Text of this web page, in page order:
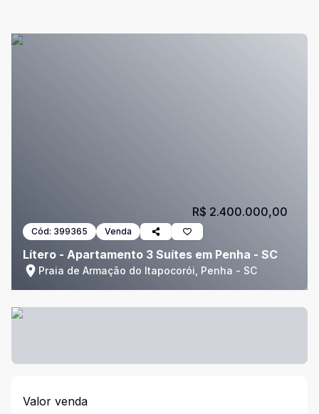
Cód: 399365 Venda
Lítero - Apartamento 3 Suítes em Penha - SC
Praia de Armação do Itapocorói, Penha - SC
R$ 2.400.000,00
Valor venda